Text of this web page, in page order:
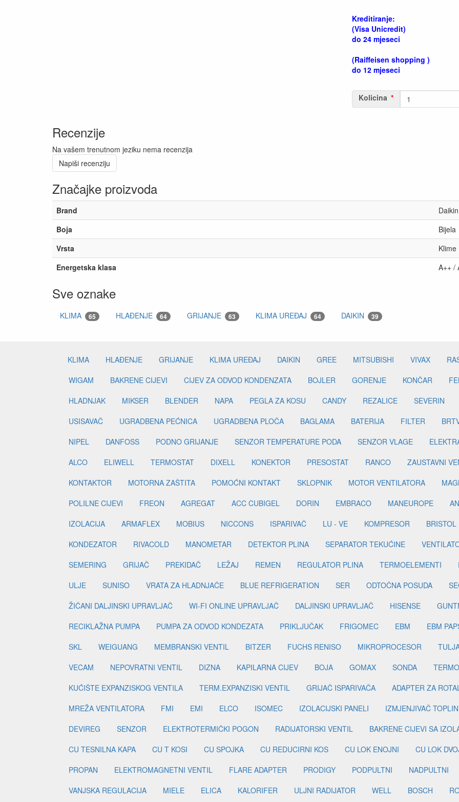
Kreditiranje:
(Visa Unicredit)
do 24 mjeseci
(Raiffeisen shopping )
do 12 mjeseci
Kolicina
Recenzije
Na vašem trenutnom jeziku nema recenzija
Napiši recenziju
Značajke proizvoda
Brand
Daikin
Boja
Bijela
Vrsta
Klime
Energetska klasa
A++ /
Sve oznake
KLIMA 65 HLAĐENJE 64 GRIJANJE 63 KLIMA UREĐAJ 64 DAIKIN 39
KLIMA HLAĐENJE GRIJANJE KLIMA UREĐAJ DAIKIN GREE MITSUBISHI VIVAX
WIGAM
BAKRENE CIJEVI CIJEV ZA ODVOD KONDENZATA BOJLER GORENJE KONČAR
HLADNJAK
MIKSER BLENDER NAPA PEGLA ZA KOSU CANDY REZALICE
SEVERIN
USISAVAČ
UGRADBENA PEĆNICA UGRADBENA PLOČA BAGLAMA BATERIJA FILTER
NIPEL
DANFOSS PODNO GRIJANJE SENZOR TEMPERATURE PODA SENZOR VLAGE
ALCO
ELIWELL TERMOSTAT DIXELL KONEKTOR PRESOSTAT RANCO
ZAUSTAVNI
KONTAKTOR
MOTORNA ZAŠTITA POMOĆNI KONTAKT SKLOPNIK MOTOR VENTILATORA
POLILNE CIJEVI
FREON AGREGAT ACC CUBIGEL DORIN EMBRACO MANEUROPE
IZOLACIJA
ARMAFLEX MOBIUS NICCONS ISPARIVAČ LU - VE KOMPRESOR
BRISTOL
KONDEZATOR
RIVACOLD MANOMETAR DETEKTOR PLINA SEPARATOR TEKUĆINE
SEMERING
GRIJAČ PREKIDAČ LEŽAJ REMEN REGULATOR PLINA TERMOELEMENTI
ULJE
SUNISO VRATA ZA HLADNJAČE BLUE REFRIGERATION SER ODTOČNA POSUDA
ŽIČANI DALJINSKI UPRAVLJAČ
WI-FI ONLINE UPRAVLJAČ DALJINSKI UPRAVLJAČ HISENSE
RECIKLAŽNA PUMPA
PUMPA ZA ODVOD KONDEZATA PRIKLJUČAK FRIGOMEC EBM
EBM
SKL
WEIGUANG MEMBRANSKI VENTIL BITZER FUCHS RENISO MIKROPROCESOR
VECAM
NEPOVRATNI VENTIL DIZNA KAPILARNA CIJEV BOJA GOMAX SONDA
KUĆIŠTE EXPANZISKOG VENTILA
TERM.EXPANZISKI VENTIL GRIJAČ ISPARIVAČA
ADAPTER ZA
MREŽA VENTILATORA
FMI EMI ELCO ISOMEC IZOLACIJSKI PANELI
IZMJENJIVAČ
DEVIREG
SENZOR ELEKTROTERMIČKI POGON RADIJATORSKI VENTIL
BAKRENE CIJEVI SA
CU TESNILNA KAPA
CU T KOSI CU SPOJKA CU REDUCIRNI KOS CU LOK ENOJNI
CU LOK
PROPAN
ELEKTROMAGNETNI VENTIL FLARE ADAPTER PRODIGY PODPULTNI
NADPULTNI
VANJSKA REGULACIJA
MIELE ELICA KALORIFER ULJNI RADIJATOR WELL BOSCH